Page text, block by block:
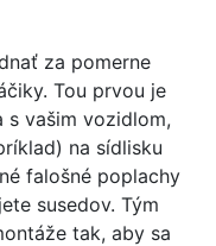
za pomerne
Tou prvou je
s vašim vozidlom,
na sídlisku
falošné poplachy
susedov. Tým
tak, aby sa